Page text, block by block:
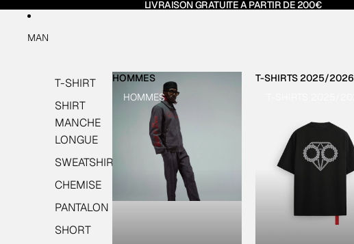
LIVRAISON GRATUITE A PARTIR DE 200€
MAN
T-SHIRT
SHIRT
MANCHE
LONGUE
SWEATSHIRT
CHEMISE
PANTALON
SHORT
HOMMES
HOMMES
T-SHIRTS 2025/2026